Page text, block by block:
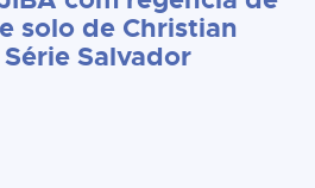
solo de Christian
Salvador